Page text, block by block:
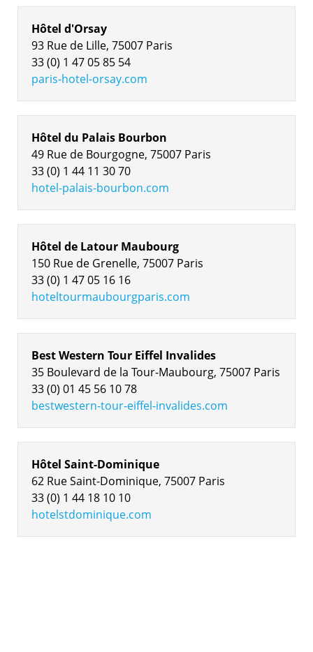
Hôtel d'Orsay
93 Rue de Lille, 75007 Paris
33 (0) 1 47 05 85 54
paris-hotel-orsay.com
Hôtel du Palais Bourbon
49 Rue de Bourgogne, 75007 Paris
33 (0) 1 44 11 30 70
hotel-palais-bourbon.com
Hôtel de Latour Maubourg
150 Rue de Grenelle, 75007 Paris
33 (0) 1 47 05 16 16
hoteltourmaubourgparis.com
Best Western Tour Eiffel Invalides
35 Boulevard de la Tour-Maubourg, 75007 Paris
33 (0) 01 45 56 10 78
bestwestern-tour-eiffel-invalides.com
Hôtel Saint-Dominique
62 Rue Saint-Dominique, 75007 Paris
33 (0) 1 44 18 10 10
hotelstdominique.com